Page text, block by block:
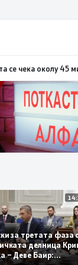
фаза утре,
за третата
делница
– Деве Баир: